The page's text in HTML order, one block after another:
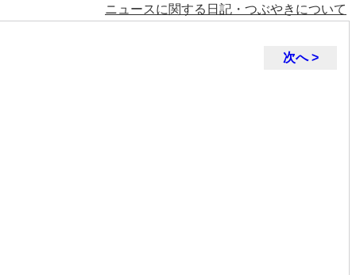
ニュースに関する日記・つぶやきについて
次へ >